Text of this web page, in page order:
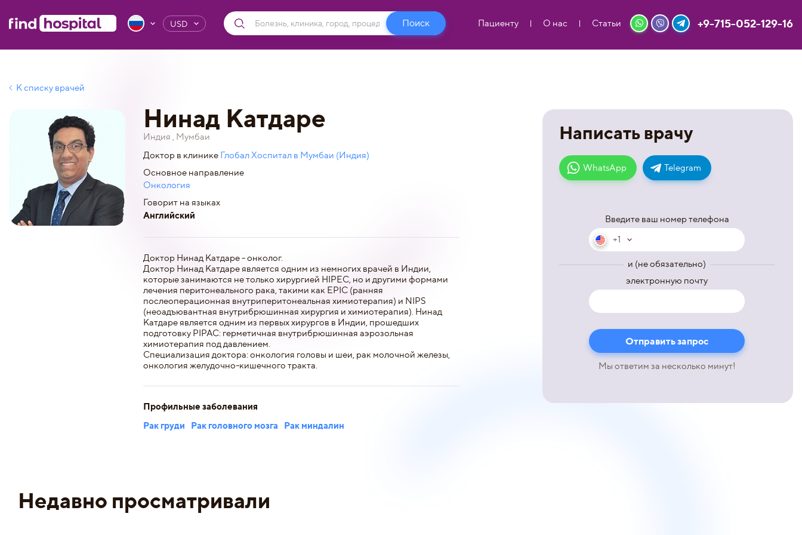
USD Пациенту О нас Статьи +9-715-052-129-16
К списку врачей
Написать врачу
WhatsApp Telegram
Введите ваш номер телефона
+1
и (не обязательно)
электронную почту
Мы ответим за несколько минут!
Нинад Катдаре
Индия , Мумбаи
Доктор в клинике Глобал Хоспитал в Мумбаи (Индия)
Основное направление
Онкология
Говорит на языках
Английский
Доктор Нинад Катдаре - онколог.
Доктор Нинад Катдаре является одним из немногих врачей в Индии,
которые занимаются не только хирургией HIPEC, но и другими формами
лечения перитонеального рака, такими как EPIC (ранняя
послеоперационная внутриперитонеальная химиотерапия) и NIPS
(неоадъювантная внутрибрюшинная хирургия и химиотерапия). Нинад
Катдаре является одним из первых хирургов в Индии, прошедших
подготовку PIPAC: герметичная внутрибрюшинная аэрозольная
химиотерапия под давлением.
Специализация доктора: онкология головы и шеи, рак молочной железы,
онкология желудочно-кишечного тракта.
Профильные заболевания
Рак груди
Рак головного мозга Рак миндалин
Недавно просматривали